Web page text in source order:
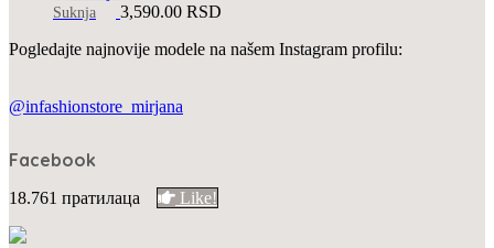
Suknja 3,590.00 RSD
Pogledajte najnovije modele na našem Instagram profilu:
@infashionstore_mirjana
Facebook
18.761 пратилаца Like!